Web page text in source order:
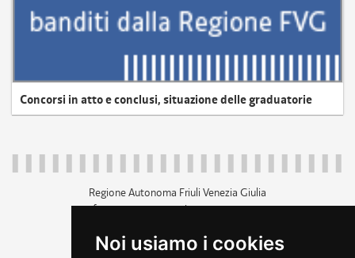
Noi usiamo i cookies
Concorsi in atto e conclusi, situazione delle graduatorie
Regione Autonoma Friuli Venezia Giulia
c.f. 80014930327; p.iva 00526040324
+39 040 3771111